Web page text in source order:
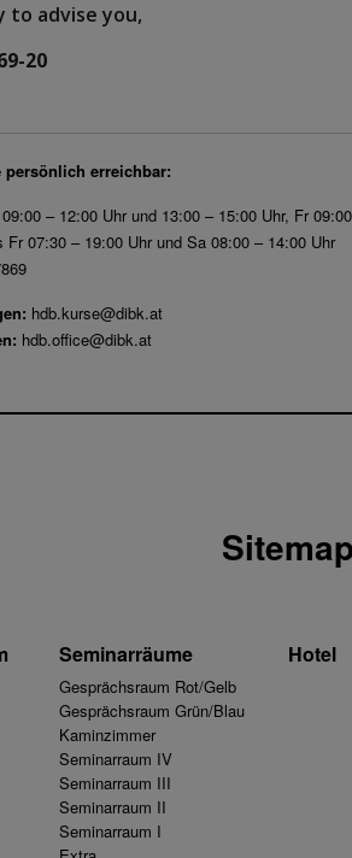
to advise you,
20
erreichbar:
– 12:00 Uhr und 13:00 – 15:00 Uhr, Fr
Fr 07:30 – 19:00 Uhr und Sa 08:00 – 14:00 Uhr
hdb.kurse@dibk.at
hdb.office@dibk.at
Sitemap
Seminarräume
Gesprächsraum Rot/Gelb
Gesprächsraum Grün/Blau
Kaminzimmer
Seminarraum IV
Seminarraum III
Seminarraum II
Seminarraum I
Hotel